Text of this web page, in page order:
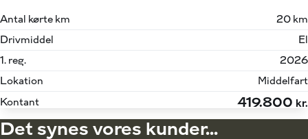
Antal kørte km
20 km
Drivmiddel
El
1. reg.
2026
Lokation
Middelfart
Kontant
419.800 kr.
Det synes vores kunder...